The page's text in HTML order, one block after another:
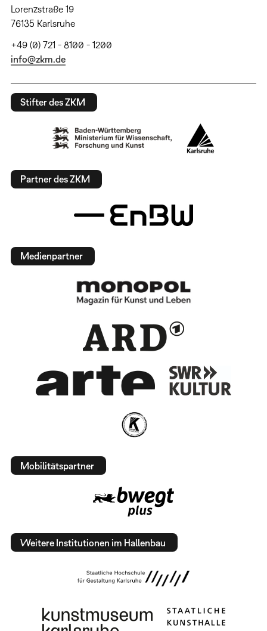
Lorenzstraße 19
76135 Karlsruhe
+49 (0) 721 - 8100 - 1200
info@zkm.de
Stifter des ZKM
Partner des ZKM
Medienpartner
Mobilitätspartner
Weitere Institutionen im Hallenbau